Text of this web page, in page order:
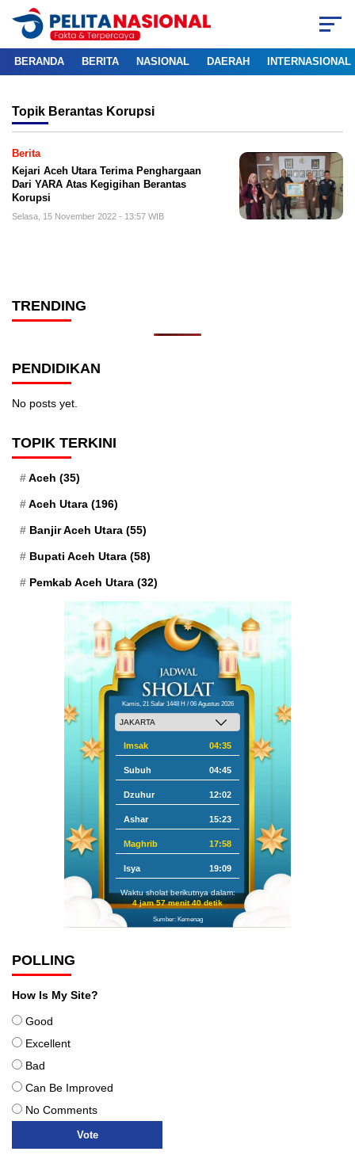
BERANDA BERITA NASIONAL DAERAH INTERNASIONAL
Topik Berantas Korupsi
Berita
Kejari Aceh Utara Terima Penghargaan
Dari YARA Atas Kegigihan Berantas
Korupsi
Selasa, 15 November 2022 - 13:57 WIB
TRENDING
PENDIDIKAN
No posts yet.
TOPIK TERKINI
Aceh (35)
Aceh Utara (196)
Banjir Aceh Utara (55)
Bupati Aceh Utara (58)
Pemkab Aceh Utara (32)
Kamis, 21 Safar 1448 H / 06 Agustus 2026
Imsak 04:35
Subuh 04:45
Dzuhur 12:02
Ashar 15:23
Maghrib 17:58
Isya 19:09
Waktu sholat berikutnya dalam:
4 jam 57 menit 39 detik
Sumber: Kemenag
POLLING
How Is My Site?
Good
Excellent
Bad
Can Be Improved
No Comments